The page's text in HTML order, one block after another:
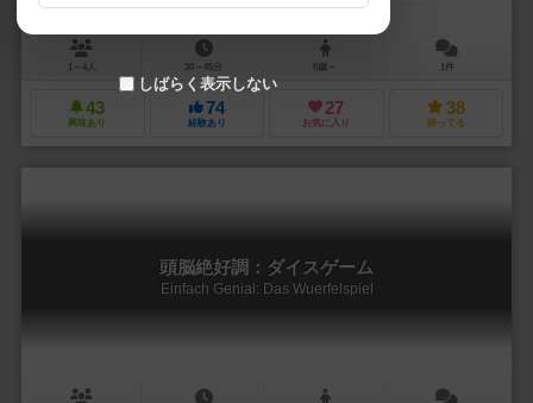
1～4人 30～45分 8歳～ 1件
43
興味あり
74
経験あり
27
お気に入り
38
持ってる
頭脳絶好調：ダイスゲーム
Einfach Genial: Das Wuerfelspiel
しばらく表示しない